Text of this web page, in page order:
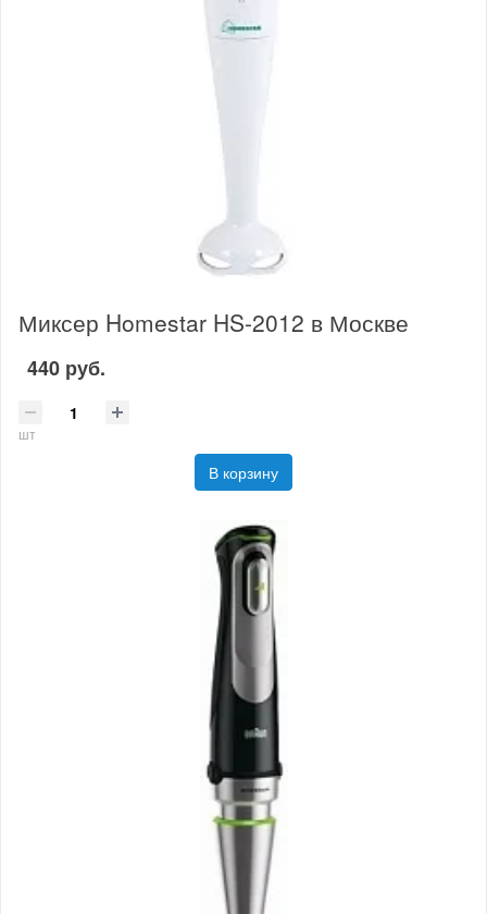
Миксер Homestar HS-2012 в Москве
440 руб.
шт
В корзину